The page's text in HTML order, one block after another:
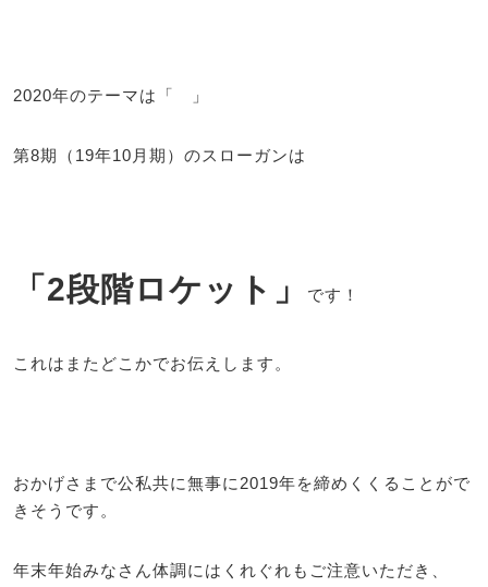
2020年のテーマは「 」
第8期（19年10月期）のスローガンは
「2段階ロケット」 です！
これはまたどこかでお伝えします。
おかげさまで公私共に無事に2019年を締めくくることがで
きそうです。
年末年始みなさん体調にはくれぐれもご注意いただき、